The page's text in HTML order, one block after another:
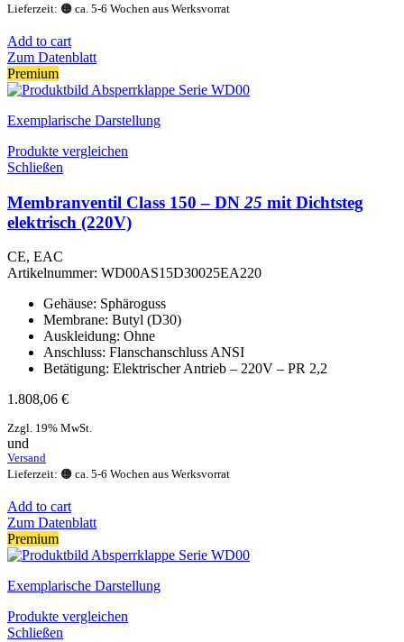
Lieferzeit: 🟠 ca. 5-6 Wochen aus Werksvorrat
Add to cart
Zum Datenblatt
Premium
Exemplarische Darstellung
Produkte vergleichen
Schließen
Membranventil Class 150 – DN 25 mit Dichtsteg
elektrisch (220V)
CE, EAC
Artikelnummer: WD00AS15D30025EA220
Gehäuse: Sphäroguss
Membrane: Butyl (D30)
Auskleidung: Ohne
Anschluss: Flanschanschluss ANSI
Betätigung: Elektrischer Antrieb – 220V – PR 2,2
1.808,06 €
Zzgl. 19% MwSt.
und
Versand
Lieferzeit: 🟠 ca. 5-6 Wochen aus Werksvorrat
Add to cart
Zum Datenblatt
Premium
Exemplarische Darstellung
Produkte vergleichen
Schließen